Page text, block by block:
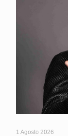
1 Agosto 2026